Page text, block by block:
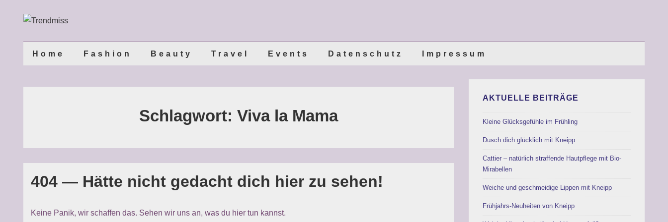
Home Fashion Beauty Travel Events Datenschutz Impressum
Schlagwort: Viva la Mama
404 — Hätte nicht gedacht dich hier zu sehen!
Keine Panik, wir schaffen das. Sehen wir uns an, was du hier tun kannst.
AKTUELLE BEITRÄGE
Kleine Glücksgefühle im Frühling
Dusch dich glücklich mit Kneipp
Cattier – natürlich straffende Hautpflege mit Bio-
Mirabellen
Weiche und geschmeidige Lippen mit Kneipp
Frühjahrs-Neuheiten von Kneipp